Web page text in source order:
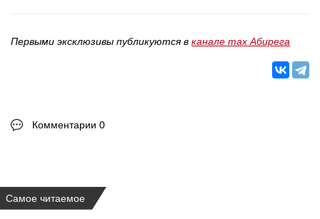
Первыми эксклюзивы публикуются в канале max Абирега
Комментарии 0
Самое читаемое